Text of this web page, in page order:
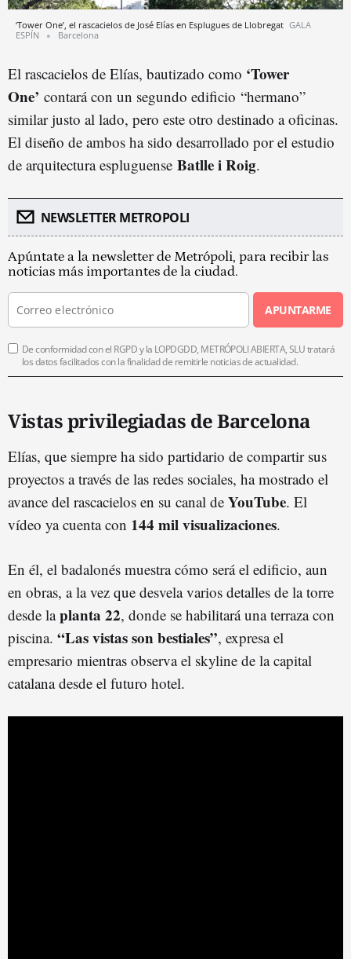
‘Tower One’, el rascacielos de José Elías en Esplugues de Llobregat GALA
ESPÍN
Barcelona
El rascacielos de Elías, bautizado como ‘Tower
One’ contará con un segundo edificio “hermano”
similar justo al lado, pero este otro destinado a oficinas.
El diseño de ambos ha sido desarrollado por el estudio
de arquitectura espluguense Batlle i Roig.
NEWSLETTER METROPOLI
Apúntate a la newsletter de Metrópoli, para recibir las
noticias más importantes de la ciudad.
APUNTARME
De conformidad con el RGPD y la LOPDGDD, METRÓPOLI ABIERTA, SLU tratará
los datos facilitados con la finalidad de remitirle noticias de actualidad.
Vistas privilegiadas de Barcelona
Elías, que siempre ha sido partidario de compartir sus
proyectos a través de las redes sociales, ha mostrado el
avance del rascacielos en su canal de YouTube. El
vídeo ya cuenta con 144 mil visualizaciones.
En él, el badalonés muestra cómo será el edificio, aun
en obras, a la vez que desvela varios detalles de la torre
desde laplanta 22, donde se habilitará una terraza con
piscina. “Las vistas son bestiales”, expresa el
empresario mientras observa el skyline de la capital
catalana desde el futuro hotel.